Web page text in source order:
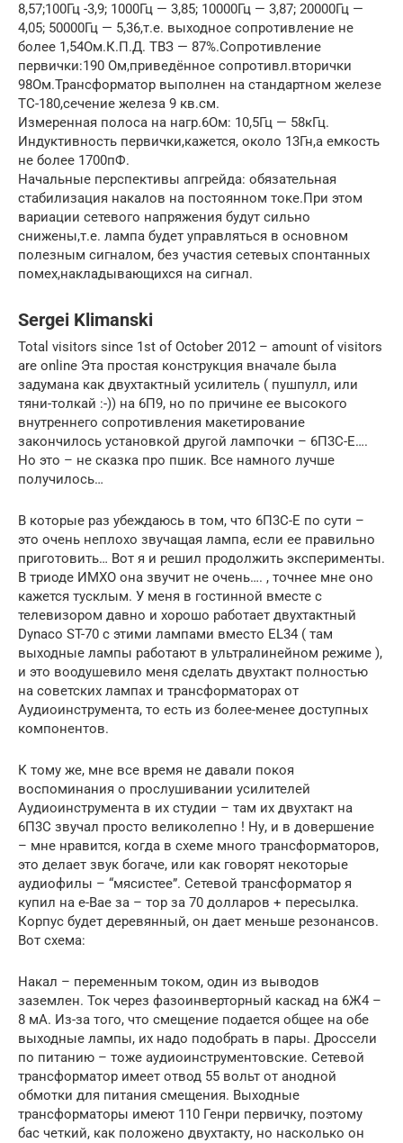
8,57;100Гц -3,9; 1000Гц — 3,85; 10000Гц — 3,87; 20000Гц —
4,05; 50000Гц — 5,36,т.е. выходное сопротивление не
более 1,54Ом.К.П.Д. ТВЗ — 87%.Сопротивление
первички:190 Ом,приведённое сопротивл.вторички
98Ом.Трансформатор выполнен на стандартном железе
ТС-180,сечение железа 9 кв.см.
Измеренная полоса на нагр.6Ом: 10,5Гц — 58кГц.
Индуктивность первички,кажется, около 13Гн,а емкость
не более 1700пФ.
Начальные перспективы апгрейда: обязательная
стабилизация накалов на постоянном токе.При этом
вариации сетевого напряжения будут сильно
снижены,т.е. лампа будет управляться в основном
полезным сигналом, без участия сетевых спонтанных
помех,накладывающихся на сигнал.
Sergei Klimanski
Total visitors since 1st of October 2012 – amount of visitors
are online Эта простая конструкция вначале была
задумана как двухтактный усилитель ( пушпулл, или
тяни-толкай :-)) на 6П9, но по причине ее высокого
внутреннего сопротивления макетирование
закончилось установкой другой лампочки – 6П3С-Е….
Но это – не сказка про пшик. Все намного лучше
получилось…
В которые раз убеждаюсь в том, что 6П3С-Е по сути –
это очень неплохо звучащая лампа, если ее правильно
приготовить… Вот я и решил продолжить эксперименты.
В триоде ИМХО она звучит не очень…. , точнее мне оно
кажется тусклым. У меня в гостинной вместе с
телевизором давно и хорошо работает двухтактный
Dynaco ST-70 с этими лампами вместо EL34 ( там
выходные лампы работают в ультралинейном режиме ),
и это воодушевило меня сделать двухтакт полностью
на советских лампах и трансформаторах от
Аудиоинструмента, то есть из более-менее доступных
компонентов.
К тому же, мне все время не давали покоя
воспоминания о прослушивании усилителей
Аудиоинструмента в их студии – там их двухтакт на
6П3С звучал просто великолепно ! Ну, и в довершение
– мне нравится, когда в схеме много трансформаторов,
это делает звук богаче, или как говорят некоторые
аудиофилы – “мясистее”. Сетевой трансформатор я
купил на е-Вае за – тор за 70 долларов + пересылка.
Корпус будет деревянный, он дает меньше резонансов.
Вот схема:
Накал – переменным током, один из выводов
заземлен. Ток через фазоинверторный каскад на 6Ж4 –
8 мА. Из-за того, что смещение подается общее на обе
выходные лампы, их надо подобрать в пары. Дроссели
по питанию – тоже аудиоинструментовские. Сетевой
трансформатор имеет отвод 55 вольт от анодной
обмотки для питания смещения. Выходные
трансформаторы имеют 110 Генри первичку, поэтому
бас четкий, как положено двухтакту, но насколько он